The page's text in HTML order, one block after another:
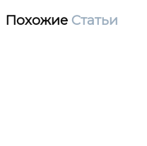
Похожие Статьи